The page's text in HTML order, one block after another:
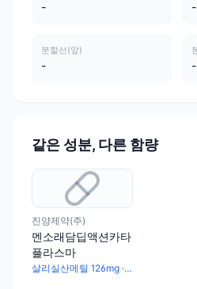
- -
분할선(앞)
- -
같은 성분, 다른 함량
진양제약(주)
멘소래담딥액션카타
플라스마
살리실산메틸 126mg · l-멘톨 168mg · dl-캄파 210mg · 노닐산바닐릴아미드 0.504mg